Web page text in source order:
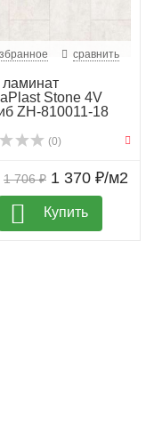
сравнить
ламинат
Stone 4V
ZH-810011-18
(0)
1 706 ₽ 1 370 ₽/м2
Купить